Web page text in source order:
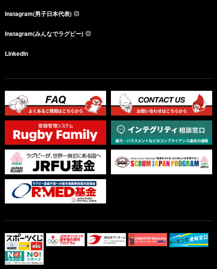
Instagram(男子日本代表)
Instagram(みんなでラグビー)
LinkedIn